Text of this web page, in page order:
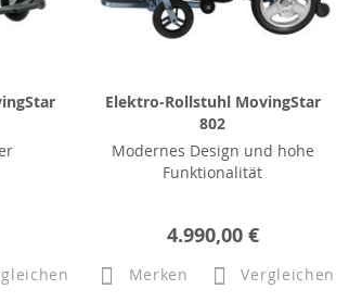
Elektro-Rollstuhl MovingStar
802
Modernes Design und hohe
Funktionalität
4.990,00 €
Merken Vergleichen